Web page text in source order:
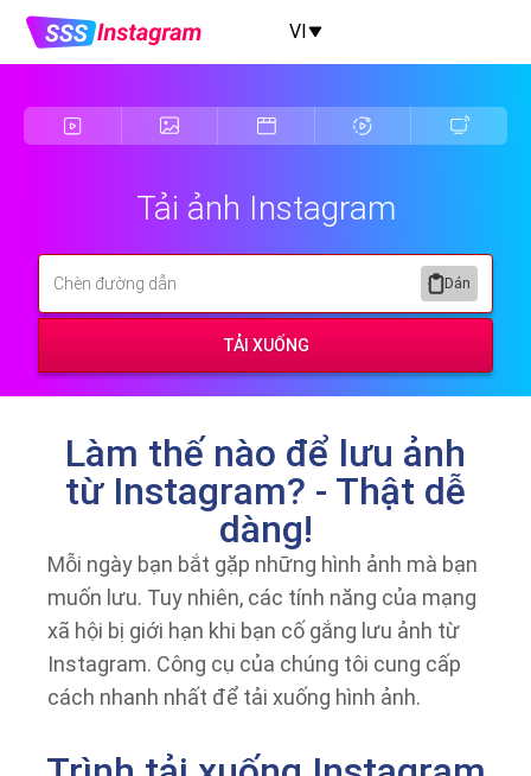
VI
Tải ảnh Instagram
Dán
TẢI XUỐNG
Làm thế nào để lưu ảnh
từ Instagram? - Thật dễ
dàng!
Mỗi ngày bạn bắt gặp những hình ảnh mà bạn
muốn lưu. Tuy nhiên, các tính năng của mạng
xã hội bị giới hạn khi bạn cố gắng lưu ảnh từ
Instagram. Công cụ của chúng tôi cung cấp
cách nhanh nhất để tải xuống hình ảnh.